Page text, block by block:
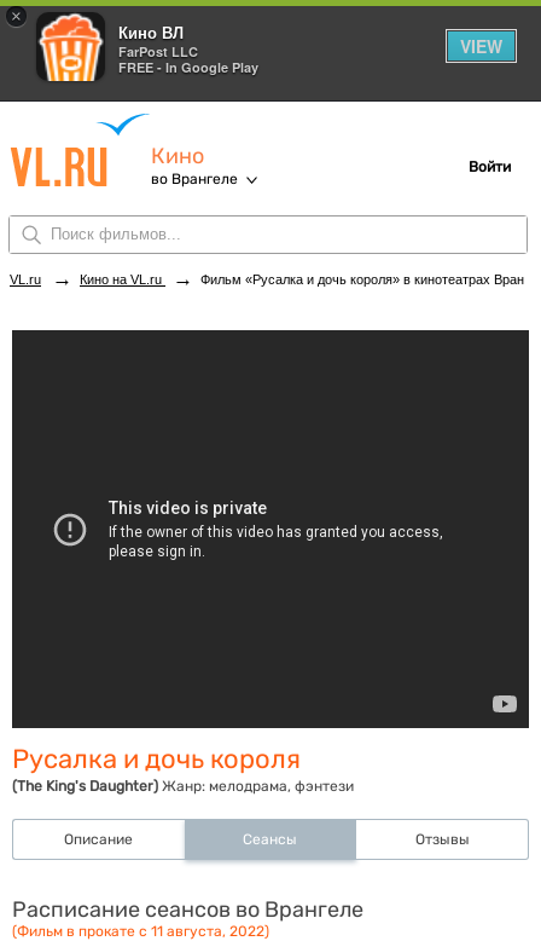
×
Кино ВЛ
FarPost LLC
FREE - In Google Play
VIEW
Кино
во Врангеле
Войти
VL.ru → Кино на VL.ru → Фильм «Русалка и дочь короля» в кинотеатрах Врангеля. Купить билеты!
Русалка и дочь короля
(The King's Daughter) Жанр: мелодрама, фэнтези
Описание Сеансы Отзывы
Расписание сеансов во Врангеле
(Фильм в прокате с 11 августа, 2022)